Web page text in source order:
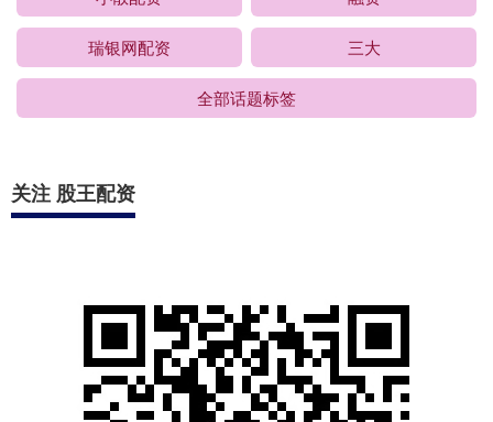
瑞银网配资 三大
全部话题标签
关注 股王配资